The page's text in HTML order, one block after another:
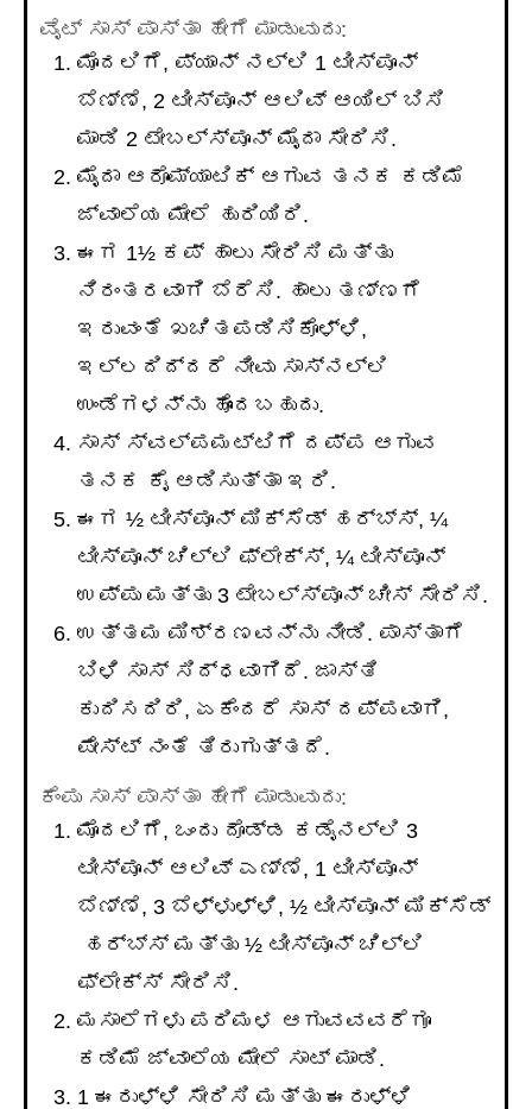
ವೈಟ್ ಸಾಸ್ ಪಾಸ್ತಾ ಹೇಗೆ ಮಾಡುವುದು:
ಮೊದಲಿಗೆ, ಪ್ಯಾನ್ ನಲ್ಲಿ 1 ಟೀಸ್ಪೂನ್
ಬೆಣ್ಣೆ, 2 ಟೀಸ್ಪೂನ್ ಆಲಿವ್ ಆಯಿಲ್ ಬಿಸಿ
ಮಾಡಿ 2 ಟೇಬಲ್ಸ್ಪೂನ್ ಮೈದಾ ಸೇರಿಸಿ.
ಮೈದಾ ಆರೊಮ್ಯಾಟಿಕ್ ಆಗುವ ತನಕ ಕಡಿಮೆ
ಜ್ವಾಲೆಯ ಮೇಲೆ ಹುರಿಯಿರಿ.
ಈಗ 1½ ಕಪ್ ಹಾಲು ಸೇರಿಸಿ ಮತ್ತು
ನಿರಂತರವಾಗಿ ಬೆರೆಸಿ. ಹಾಲು ತಣ್ಣಗೆ
ಇರುವಂತೆ ಖಚಿತಪಡಿಸಿಕೊಳ್ಳಿ,
ಇಲ್ಲದಿದ್ದರೆ ನೀವು ಸಾಸ್ನಲ್ಲಿ
ಉಂಡೆಗಳನ್ನು ಹೊಂದಬಹುದು.
ಸಾಸ್ ಸ್ವಲ್ಪಮಟ್ಟಿಗೆ ದಪ್ಪ ಆಗುವ
ತನಕ ಕೈ ಆಡಿಸುತ್ತಾ ಇರಿ.
ಈಗ ½ ಟೀಸ್ಪೂನ್ ಮಿಕ್ಸೆಡ್ ಹರ್ಬ್ಸ್, ¼
ಟೀಸ್ಪೂನ್ ಚಿಲ್ಲಿ ಫ್ಲೇಕ್ಸ್, ¼ ಟೀಸ್ಪೂನ್
ಉಪ್ಪು ಮತ್ತು 3 ಟೇಬಲ್ಸ್ಪೂನ್ ಚೀಸ್ ಸೇರಿಸಿ.
ಉತ್ತಮ ಮಿಶ್ರಣವನ್ನು ನೀಡಿ. ಪಾಸ್ತಾಗೆ
ಬಿಳಿ ಸಾಸ್ ಸಿದ್ಧವಾಗಿದೆ. ಜಾಸ್ತಿ
ಕುದಿಸದಿರಿ, ಏಕೆಂದರೆ ಸಾಸ್ ದಪ್ಪವಾಗಿ,
ಪೇಸ್ಟ್ ನಂತೆ ತಿರುಗುತ್ತದೆ.
ಕೆಂಪು ಸಾಸ್ ಪಾಸ್ತಾ ಹೇಗೆ ಮಾಡುವುದು:
ಮೊದಲಿಗೆ, ಒಂದು ದೊಡ್ಡ ಕಡೈನಲ್ಲಿ 3
ಟೀಸ್ಪೂನ್ ಆಲಿವ್ ಎಣ್ಣೆ, 1 ಟೀಸ್ಪೂನ್
ಬೆಣ್ಣೆ, 3 ಬೆಳ್ಳುಳ್ಳಿ, ½ ಟೀಸ್ಪೂನ್ ಮಿಕ್ಸೆಡ್
ಹರ್ಬ್ಸ್ ಮತ್ತು ½ ಟೀಸ್ಪೂನ್ ಚಿಲ್ಲಿ
ಫ್ಲೇಕ್ಸ್ ಸೇರಿಸಿ.
ಮಸಾಲೆಗಳು ಪರಿಮಳ ಆಗುವವವರೆಗೂ
ಕಡಿಮೆ ಜ್ವಾಲೆಯ ಮೇಲೆ ಸಾಟ್ ಮಾಡಿ.
1 ಈರುಳ್ಳಿ ಸೇರಿಸಿ ಮತ್ತು ಈರುಳ್ಳಿ